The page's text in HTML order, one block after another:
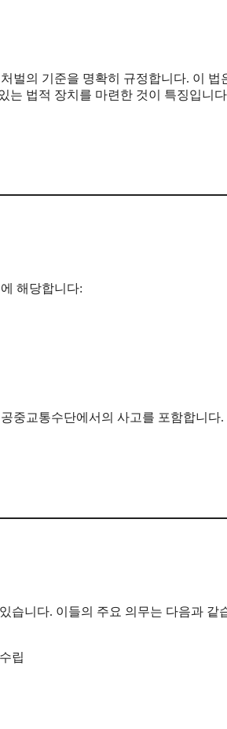
벌의 기준을 명확히 규정합니다. 이 법
는 법적 장치를 마련한 것이 특징입니
해당합니다:
중교통수단에서의 사고를 포함합니다.
습니다. 이들의 주요 의무는 다음과 같
립